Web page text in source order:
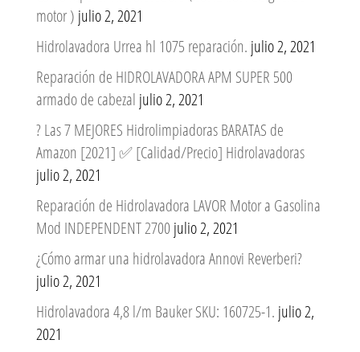
motor ) julio 2, 2021
Hidrolavadora Urrea hl 1075 reparación. julio 2, 2021
Reparación de HIDROLAVADORA APM SUPER 500
armado de cabezal julio 2, 2021
? Las 7 MEJORES Hidrolimpiadoras BARATAS de
Amazon [2021] ✅ [Calidad/Precio] Hidrolavadoras
julio 2, 2021
Reparación de Hidrolavadora LAVOR Motor a Gasolina
Mod INDEPENDENT 2700 julio 2, 2021
¿Cómo armar una hidrolavadora Annovi Reverberi?
julio 2, 2021
Hidrolavadora 4,8 l/m Bauker SKU: 160725-1. julio 2,
2021